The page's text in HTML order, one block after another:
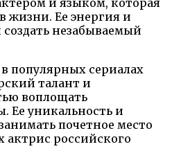
жизни. Ее энергия и
незабываемый
популярных сериалах
талант и
воплощать
Ее уникальность и
почетное место
российского